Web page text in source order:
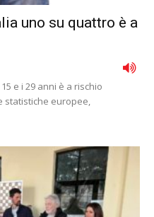
uno su quattro è a
e i 29 anni è a rischio
statistiche europee,